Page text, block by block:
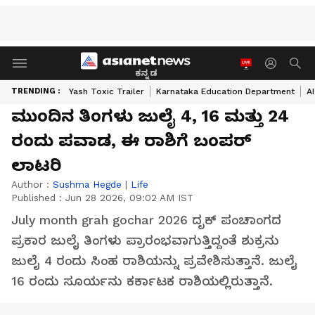
ಕನ್ನಡ
TRENDING : Yash Toxic Trailer Karnataka Education Department
ಮುಂದಿನ ತಿಂಗಳು ಜುಲೈ 4, 16 ಮತ್ತು 24
ರಂದು ಪವಾಡ, ಈ ರಾಶಿಗೆ ಬಂಪರ್‌
ಲಾಟರಿ
Author : Sushma Hegde | Life
Published : Jun 28 2026, 09:02 AM IST
July month grah gochar 2026 ದೃಕ್ ಪಂಚಾಂಗದ
ಪ್ರಕಾರ ಜುಲೈ ತಿಂಗಳು ಪ್ರಾರಂಭವಾಗುತ್ತಿದ್ದಂತೆ ಶುಕ್ರನು
ಜುಲೈ 4 ರಂದು ಸಿಂಹ ರಾಶಿಯನ್ನು ಪ್ರವೇಶಿಸುತ್ತಾನೆ. ಜುಲೈ
16 ರಂದು ಸೂರ್ಯನು ಕರ್ಕಾಟಕ ರಾಶಿಯಲ್ಲಿರುತ್ತಾನೆ.